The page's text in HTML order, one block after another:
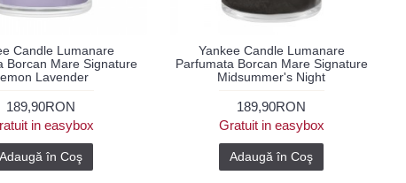
Candle Lumanare
Borcan Mare Signature
Lavender
189,90RON
in easybox
Adaugă în Coş
Yankee Candle Lumanare
Parfumata Borcan Mare Signature
Midsummer's Night
189,90RON
Gratuit in easybox
Adaugă în Coş